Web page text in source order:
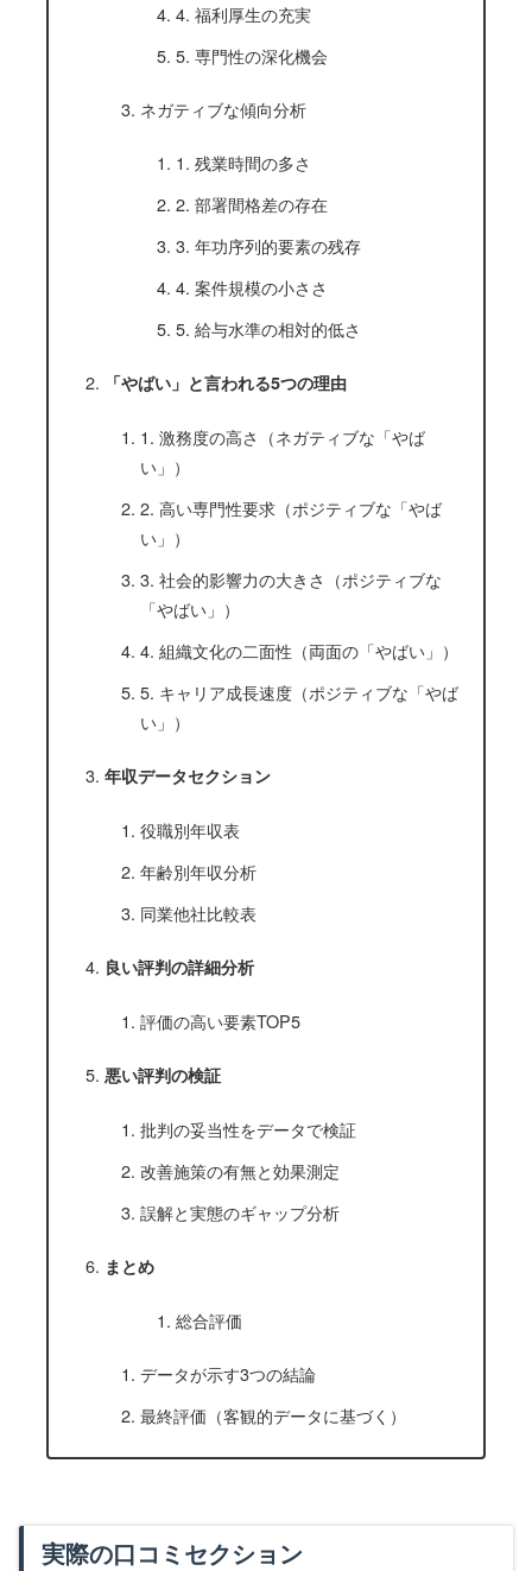
4. 福利厚生の充実
5. 専門性の深化機会
ネガティブな傾向分析
1. 残業時間の多さ
2. 部署間格差の存在
3. 年功序列的要素の残存
4. 案件規模の小ささ
5. 給与水準の相対的低さ
「やばい」と言われる5つの理由
1. 激務度の高さ（ネガティブな「やば
い」）
2. 高い専門性要求（ポジティブな「やば
い」）
3. 社会的影響力の大きさ（ポジティブな
「やばい」）
4. 組織文化の二面性（両面の「やばい」）
5. キャリア成長速度（ポジティブな「やば
い」）
年収データセクション
役職別年収表
年齢別年収分析
同業他社比較表
良い評判の詳細分析
評価の高い要素TOP5
悪い評判の検証
批判の妥当性をデータで検証
改善施策の有無と効果測定
誤解と実態のギャップ分析
まとめ
総合評価
データが示す3つの結論
最終評価（客観的データに基づく）
実際の口コミセクション